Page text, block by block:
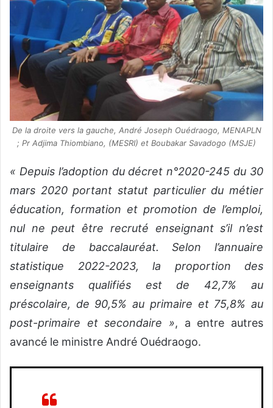
De la droite vers la gauche, André Joseph Ouédraogo, MENAPLN
; Pr Adjima Thiombiano, (MESRI) et Boubakar Savadogo (MSJE)
« Depuis l’adoption du décret n°2020-245 du 30
mars 2020 portant statut particulier du métier
éducation, formation et promotion de l’emploi,
nul ne peut être recruté enseignant s’il n’est
titulaire de baccalauréat. Selon l’annuaire
statistique 2022-2023, la proportion des
enseignants qualifiés est de 42,7% au
préscolaire, de 90,5% au primaire et 75,8% au
post-primaire et secondaire », a entre autres
avancé le ministre André Ouédraogo.